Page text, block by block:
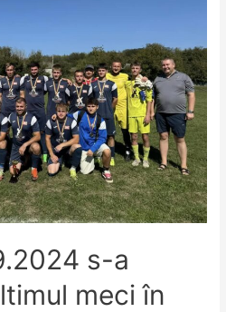
s-a
meci în